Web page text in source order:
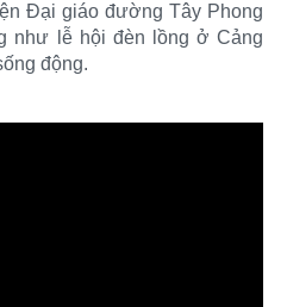
Đại giáo đường Tây Phong
như lễ hội đèn lồng ở Cảng
động.